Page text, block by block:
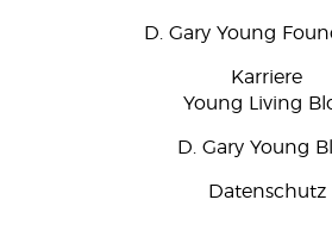
D. Gary Young
Karriere
Young Living
D. Gary Young
Datenschutz